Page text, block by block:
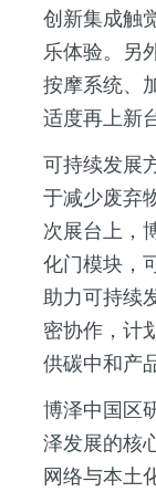
创新集成触
乐体验。另
按摩系统、
适度再上新
可持续发展
于减少废弃
次展台上，
化门模块，
助力可持续
密协作，计
供碳中和产
博泽中国区
泽发展的核
网络与本土